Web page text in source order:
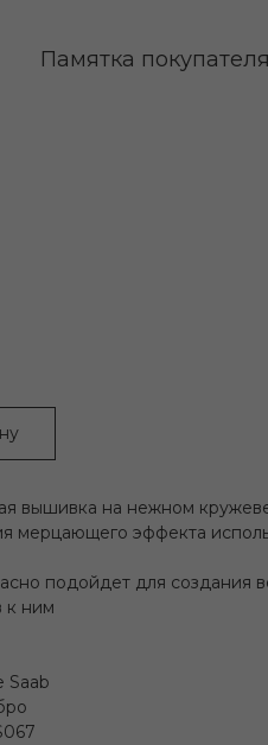
Памятка покупателя
вышивка на нежном
мерцающего эффекта
подойдет для создания
к ним
Saab